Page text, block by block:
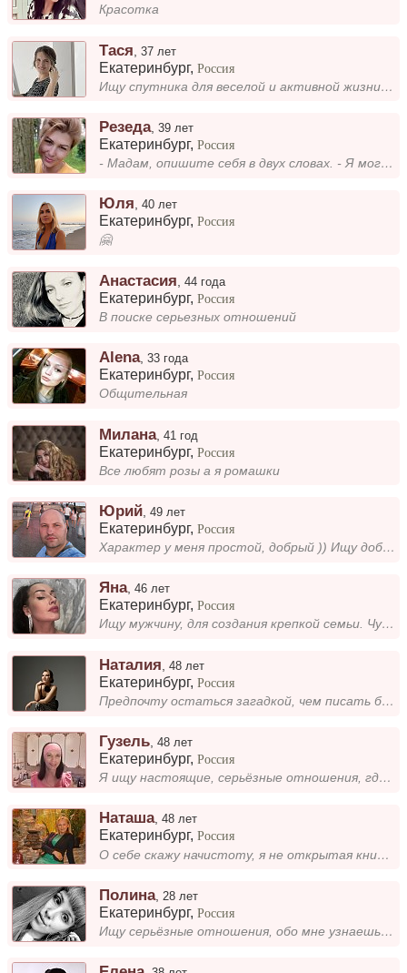
Красотка
Тася ,37 лет
Екатеринбург,Россия
Ищу спутника для веселой и активной жизни. Развлечения на 1-2 раза не интересны. Живу с сыном. Люблю спорт....
Резеда,39 лет
Екатеринбург,Россия
- Мадам, опишите себя в двух словах. - Я могу и двух буквах- " АХ" ! )))...
Юля,40 лет
Екатеринбург,Россия
🤗
Анастасия ,44 года
Екатеринбург,Россия
В поиске серьезных отношений
Alena,33 года
Екатеринбург,Россия
Общительная
Милана,41 год
Екатеринбург,Россия
Все любят розы а я ромашки
Юрий ,49 лет
Екатеринбург,Россия
Характер у меня простой, добрый )) Ищу добрую, прекрасную, немного с характером твердым )))...
Яна,46 лет
Екатеринбург,Россия
Ищу мужчину, для создания крепкой семьи. Чуткая, конструктивная, позитивная, яркая спутница для уверенного, веселого и ц...
Наталия ,48 лет
Екатеринбург,Россия
Предпочту остаться загадкой, чем писать банальности или приукрашенную действительность. Хочу встретить мужчину, чтобы в...
Гузель ,48 лет
Екатеринбург,Россия
Я ищу настоящие, серьёзные отношения, где будет взаимопонимание и поддержка. Важно, чтобы мы могли развиваться вместе и...
Наташа,48 лет
Екатеринбург,Россия
О себе скажу начистоту, я не открытая книга. Поэтому очень надеюсь познакомиться именно с тем, кто сумеет прочесть прави...
Полина, 28 лет
Екатеринбург,Россия
Ищу серьёзные отношения, обо мне узнаешь что-либо пообщавшись со мной.